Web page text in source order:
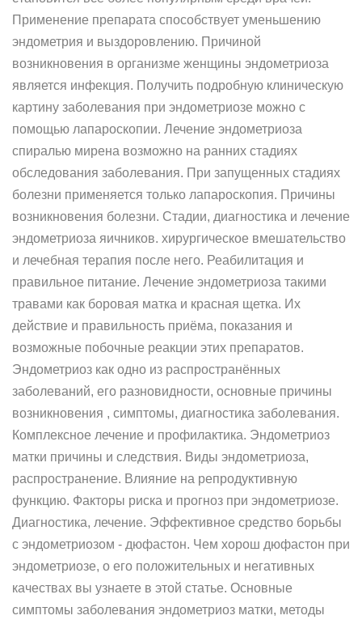
Применение препарата способствует уменьшению
эндометрия и выздоровлению. Причиной
возникновения в организме женщины эндометриоза
является инфекция. Получить подробную клиническую
картину заболевания при эндометриозе можно с
помощью лапароскопии. Лечение эндометриоза
спиралью мирена возможно на ранних стадиях
обследования заболевания. При запущенных стадиях
болезни применяется только лапароскопия. Причины
возникновения болезни. Стадии, диагностика и лечение
эндометриоза яичников. хирургическое вмешательство
и лечебная терапия после него. Реабилитация и
правильное питание. Лечение эндометриоза такими
травами как боровая матка и красная щетка. Их
действие и правильность приёма, показания и
возможные побочные реакции этих препаратов.
Эндометриоз как одно из распространённых
заболеваний, его разновидности, основные причины
возникновения , симптомы, диагностика заболевания.
Комплексное лечение и профилактика. Эндометриоз
матки причины и следствия. Виды эндометриоза,
распространение. Влияние на репродуктивную
функцию. Факторы риска и прогноз при эндометриозе.
Диагностика, лечение. Эффективное средство борьбы
с эндометриозом - дюфастон. Чем хорош дюфастон при
эндометриозе, о его положительных и негативных
качествах вы узнаете в этой статье. Основные
симптомы заболевания эндометриоз матки, методы